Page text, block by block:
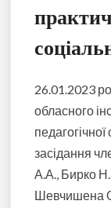
26.01.2023
обласного
засідання
А.А., Бирко
Шевчишена